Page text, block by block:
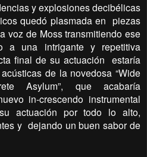
y explosiones decibélicas
quedó plasmada en piezas
voz de Moss transmitiendo ese
a una intrigante y repetitiva
final de su actuación estaría
de la novedosa “Wide
Asylum”, que acabaría
in-crescendo instrumental
actuación por todo lo alto,
y dejando un buen sabor de